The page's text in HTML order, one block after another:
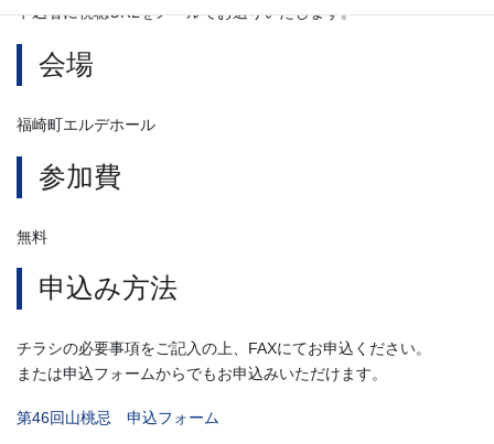
申込者に視聴URLをメールでお送りいたします。
会場
福崎町エルデホール
参加費
無料
申込み方法
チラシの必要事項をご記入の上、FAXにてお申込ください。
または申込フォームからでもお申込みいただけます。
第46回山桃忌 申込フォーム